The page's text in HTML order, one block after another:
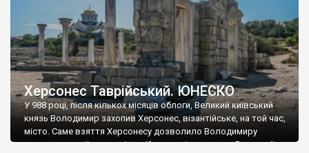
Херсонес Таврійський. ЮНЕСКО
У 988 році, після кількох місяців облоги, Великий київський
князь Володимир захопив Херсонес, візантійське, на той час,
місто. Саме взяття Херсонесу дозволило Володимиру
диктувати свої умови візантійському імператору Василю ІІ, та